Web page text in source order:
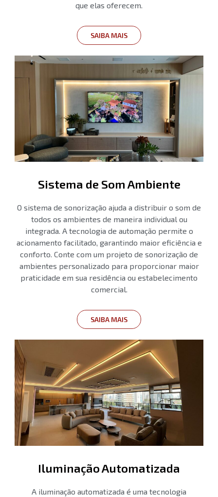
que elas oferecem.
SAIBA MAIS
Sistema de Som Ambiente
O sistema de sonorização ajuda a distribuir o som de
todos os ambientes de maneira individual ou
integrada. A tecnologia de automação permite o
acionamento facilitado, garantindo maior eficiência e
conforto. Conte com um projeto de sonorização de
ambientes personalizado para proporcionar maior
praticidade em sua residência ou estabelecimento
comercial.
SAIBA MAIS
Iluminação Automatizada
A iluminação automatizada é uma tecnologia